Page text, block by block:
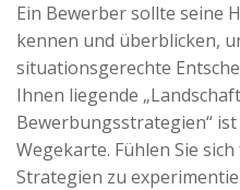
Kontakt
Datenschutz
Nutzungsbedingungen
Spenden
Ein Bewerber sollte seine
kennen und überblicken,
situationsgerechte
Ihnen liegende
Bewerbungsstrategien“
Wegekarte. Fühlen Sie
Strategien zu